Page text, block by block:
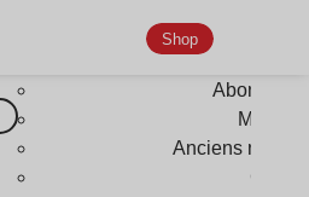
Shop
Anciens